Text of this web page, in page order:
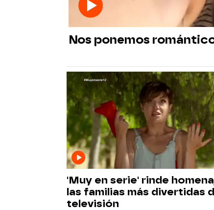
Nos ponemos
'Muy en serie' rinde
las familias más divertidas
televisión